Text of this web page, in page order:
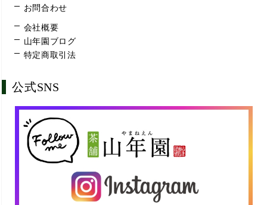
お問合わせ
会社概要
山年園ブログ
特定商取引法
公式SNS